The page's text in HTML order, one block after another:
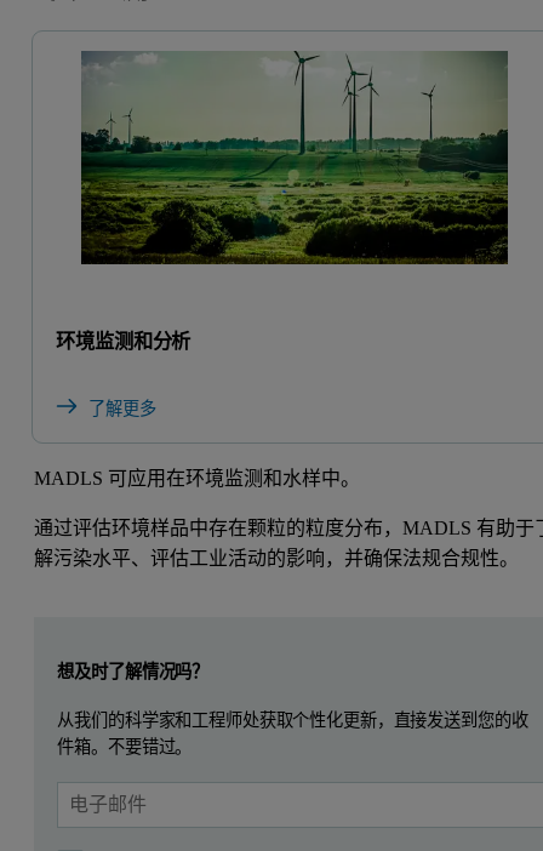
环境监测和分析
了解更多
MADLS 可应用在环境监测和水样中。
通过评估环境样品中存在颗粒的粒度分布，MADLS 有助于
解污染水平、评估工业活动的影响，并确保法规合规性。
想及时了解情况吗？
从我们的科学家和工程师处获取个性化更新，直接发送到您的收
件箱。不要错过。